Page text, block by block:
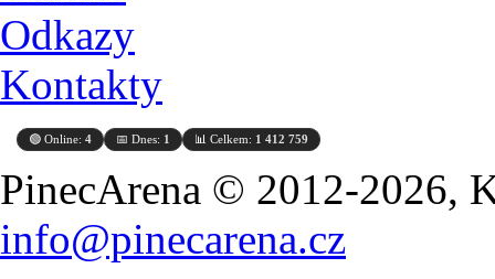
Odkazy
Kontakty
🟢 Online: 4 📅 Dnes: 1 📊 Celkem: 1 412 759
PinecArena © 2012-2026,
info@pinecarena.cz